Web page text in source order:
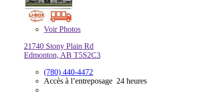
VoirPhotos
21740 Stony Plain Rd
Edmonton, AB T5S2C3
(780) 440-4472
Accès à l’entreposage 24 heures